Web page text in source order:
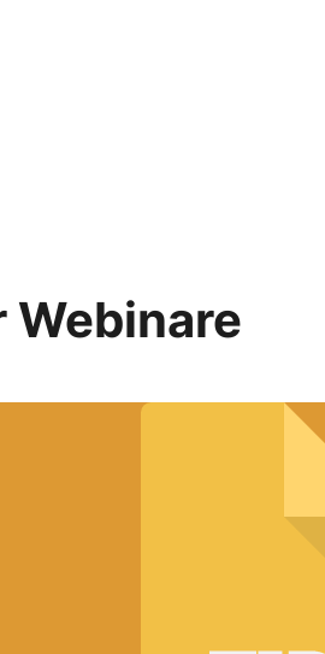
Webinare